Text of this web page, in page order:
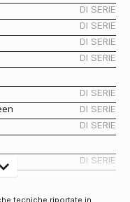
DI SERIE
DI SERIE
DI SERIE
DI SERIE
DI SERIE
DI SERIE
DI SERIE
DI SERIE
DI SERIE